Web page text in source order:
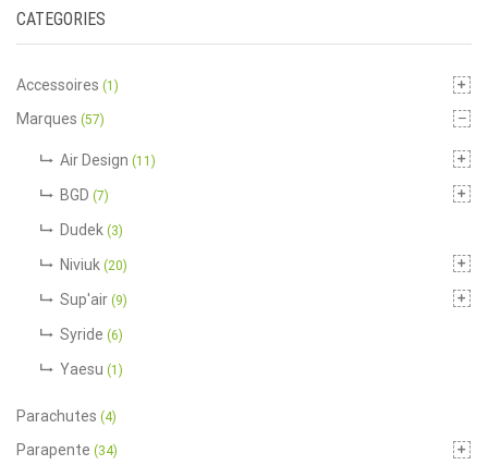
CATEGORIES
Accessoires (1)
Marques (57)
Air Design (11)
BGD (7)
Dudek (3)
Niviuk (20)
Sup'air (9)
Syride (6)
Yaesu (1)
Parachutes (4)
Parapente (34)